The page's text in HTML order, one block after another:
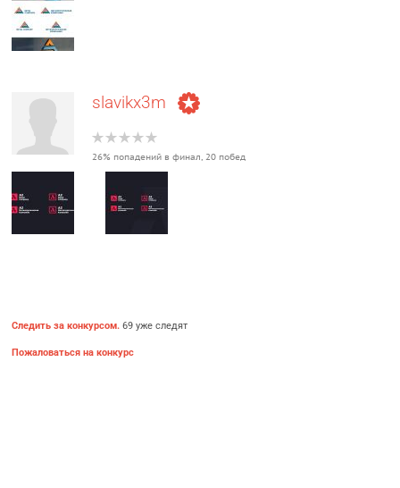
slavikx3m
26% попадений в финал, 20 побед
Следить за конкурсом. 69 уже следят
Пожаловаться на конкурс